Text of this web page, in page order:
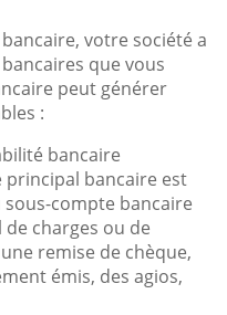
votre société a
que vous
peut générer
:
bancaire
bancaire est
compte bancaire
de charges ou de
remise de chèque,
émis, des agios,